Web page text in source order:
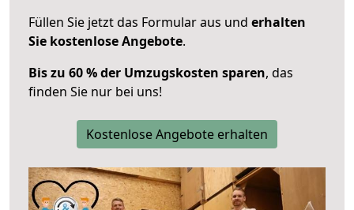
Füllen Sie jetzt das Formular aus und erhalten
Sie kostenlose Angebote.
Bis zu 60 % der Umzugskosten sparen, das
finden Sie nur bei uns!
Kostenlose Angebote erhalten